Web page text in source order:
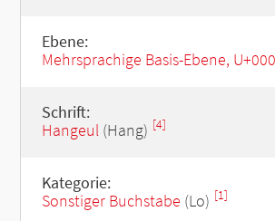
Ebene:
Mehrsprachige Basis-Ebene,
Schrift:
Hangeul(Hang) [4]
Kategorie:
Sonstiger Buchstabe (Lo) [1]